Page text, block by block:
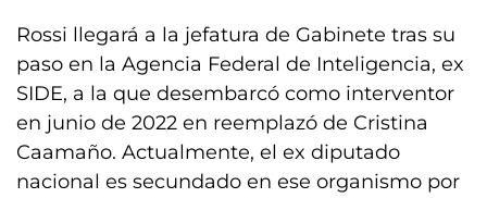
Rossi llegará a la jefatura de Gabinete tras su
paso en la Agencia Federal de Inteligencia, ex
SIDE, a la que desembarcó como interventor
en junio de 2022 en reemplazó de Cristina
Caamaño. Actualmente, el ex diputado
nacional es secundado en ese organismo por